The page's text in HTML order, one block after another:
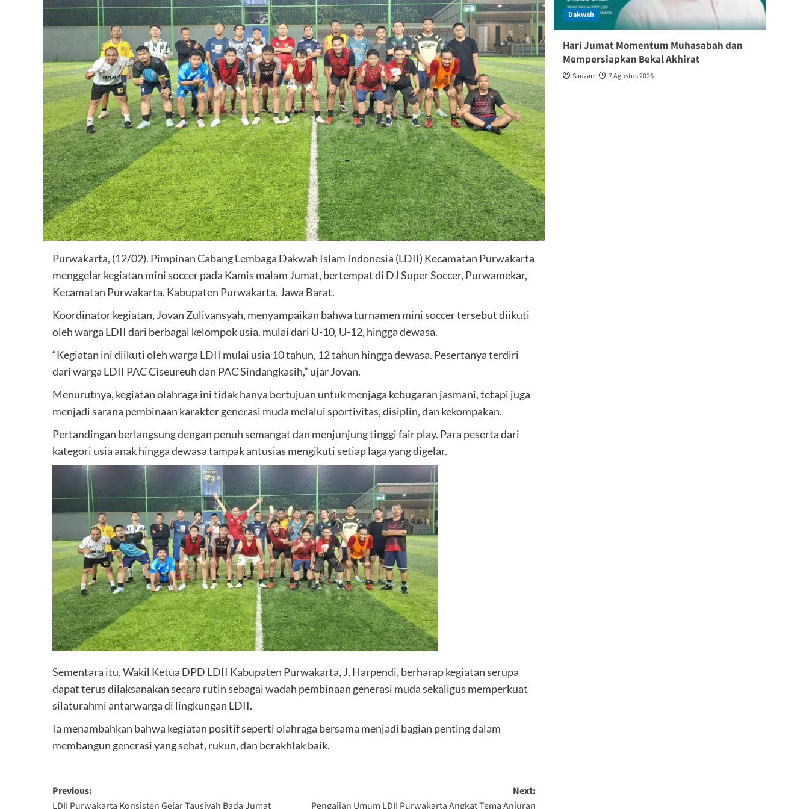
Purwakarta, (12/02). Pimpinan Cabang Lembaga Dakwah Islam Indonesia (LDII) Kecamatan Purwakarta
menggelar kegiatan mini soccer pada Kamis malam Jumat, bertempat di DJ Super Soccer, Purwamekar,
Kecamatan Purwakarta, Kabupaten Purwakarta, Jawa Barat.
Koordinator kegiatan, Jovan Zulivansyah, menyampaikan bahwa turnamen mini soccer tersebut diikuti
oleh warga LDII dari berbagai kelompok usia, mulai dari U-10, U-12, hingga dewasa.
“Kegiatan ini diikuti oleh warga LDII mulai usia 10 tahun, 12 tahun hingga dewasa. Pesertanya terdiri
dari warga LDII PAC Ciseureuh dan PAC Sindangkasih,” ujar Jovan.
Menurutnya, kegiatan olahraga ini tidak hanya bertujuan untuk menjaga kebugaran jasmani, tetapi juga
menjadi sarana pembinaan karakter generasi muda melalui sportivitas, disiplin, dan kekompakan.
Pertandingan berlangsung dengan penuh semangat dan menjunjung tinggi fair play. Para peserta dari
kategori usia anak hingga dewasa tampak antusias mengikuti setiap laga yang digelar.
Sementara itu, Wakil Ketua DPD LDII Kabupaten Purwakarta, J. Harpendi, berharap kegiatan serupa
dapat terus dilaksanakan secara rutin sebagai wadah pembinaan generasi muda sekaligus memperkuat
silaturahmi antarwarga di lingkungan LDII.
Ia menambahkan bahwa kegiatan positif seperti olahraga bersama menjadi bagian penting dalam
membangun generasi yang sehat, rukun, dan berakhlak baik.
Post
Previous:
LDII Purwakarta Konsisten Gelar Tausiyah Bada Jumat
Next:
Pengajian Umum LDII Purwakarta Angkat Tema Anjuran
Dakwah
Pendidikan Anak adalah Amanah Besar,
Ustadz Zainuddin Ajak Orang Tua Perkuat
Pembinaan Keagamaan
Sauzan 25 Juli 2026
Dakwah
Hari Jumat Momentum Muhasabah dan
Mempersiapkan Bekal Akhirat
Sauzan 7 Agustus 2026